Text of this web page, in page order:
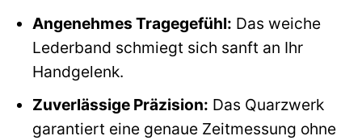
Angenehmes Tragegefühl: Das weiche
Lederband schmiegt sich sanft an Ihr
Handgelenk.
Zuverlässige Präzision: Das Quarzwerk
garantiert eine genaue Zeitmessung ohne